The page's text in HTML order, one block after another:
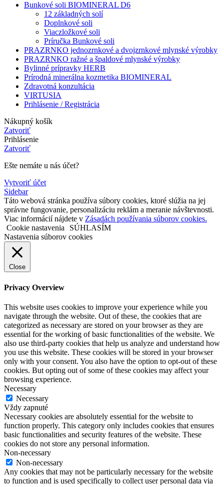
Bunkové soli BIOMINERAL D6
12 základných solí
Doplnkové soli
Viaczložkové soli
Príručka Bunkové soli
PRAZRNKO jednozrnkové a dvojzrnkové mlynské výrobky
PRAZRNKO ražné a špaldové mlynské výrobky
Bylinné prípravky HERB
Prírodná minerálna kozmetika BIOMINERAL
Zdravotná konzultácia
VIRTUSIA
Prihlásenie / Registrácia
Nákupný košík
Zatvoriť
Prihlásenie
Zatvoriť
Ešte nemáte u nás účet?
Vytvoriť účet
Sidebar
Táto webová stránka používa súbory cookies, ktoré slúžia na jej
správne fungovanie, personalizáciu reklám a meranie návštevnosti.
Viac informácií nájdete v Zásadách používania súborov cookies.
Cookie nastavenia
SÚHLASÍM
Nastavenia súborov cookies
Close
Privacy Overview
This website uses cookies to improve your experience while you
navigate through the website. Out of these, the cookies that are
categorized as necessary are stored on your browser as they are
essential for the working of basic functionalities of the website. We
also use third-party cookies that help us analyze and understand how
you use this website. These cookies will be stored in your browser
only with your consent. You also have the option to opt-out of these
cookies. But opting out of some of these cookies may affect your
browsing experience.
Necessary
Necessary
Vždy zapnuté
Necessary cookies are absolutely essential for the website to
function properly. This category only includes cookies that ensures
basic functionalities and security features of the website. These
cookies do not store any personal information.
Non-necessary
Non-necessary
Any cookies that may not be particularly necessary for the website
to function and is used specifically to collect user personal data via